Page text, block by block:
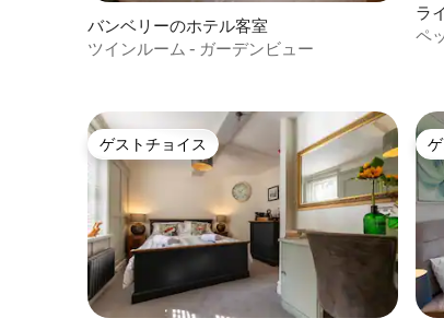
バンベリーのホテル客室
ツインルーム - ガーデンビュー
ラ
室
ペ
ゲストチョイス
ゲストチョイス